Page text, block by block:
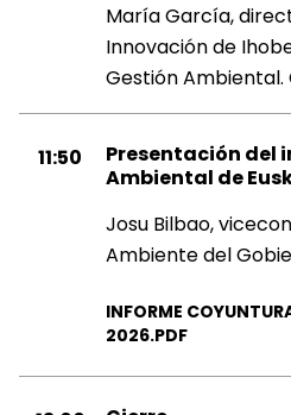
María García,
Innovación de
Gestión Ambiental.
11:50
Presentación del
Ambiental de
Josu Bilbao,
Ambiente del
INFORME
2026.PDF